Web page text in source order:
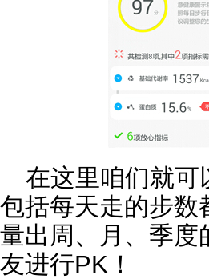
在这里咱们就可
包括每天走的步数
量出周、月、季度
友进行PK！